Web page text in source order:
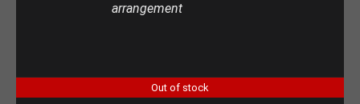
arrangement
Out of stock